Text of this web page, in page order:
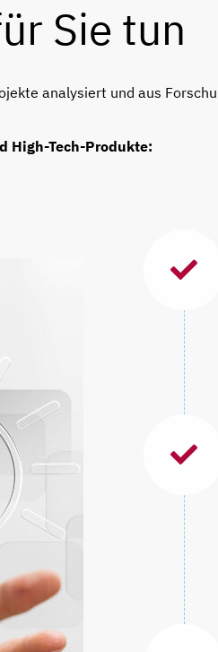
Sie tun
analysiert und aus
High-Tech-Produkte: